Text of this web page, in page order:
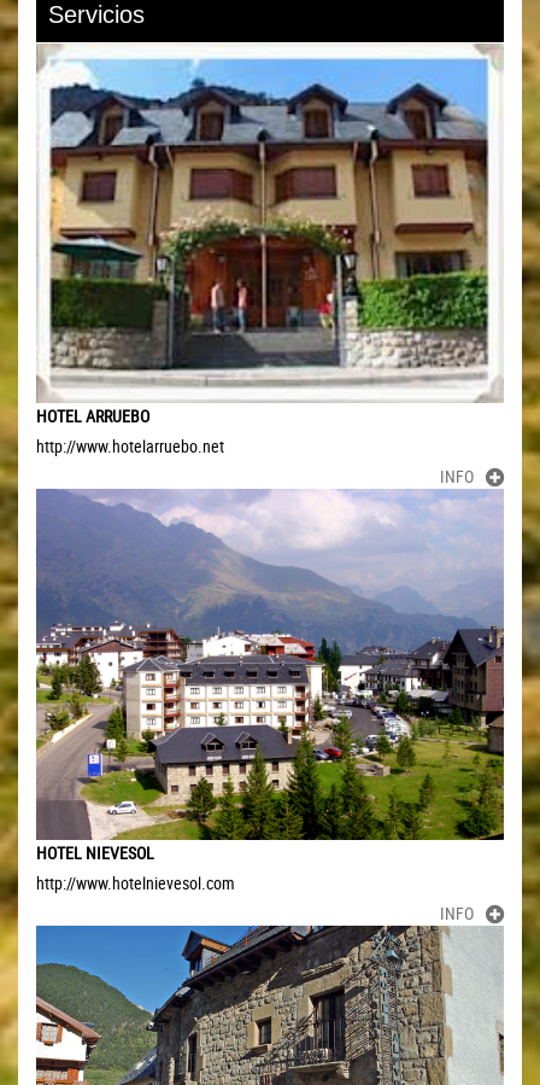
Servicios
HOTEL ARRUEBO
http://www.hotelarruebo.net
INFO
HOTEL NIEVESOL
http://www.hotelnievesol.com
INFO